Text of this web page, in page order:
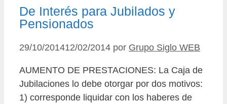
De Interés para Jubilados y
Pensionados
29/10/201412/02/2014 por Grupo Siglo WEB
AUMENTO DE PRESTACIONES: La Caja de
Jubilaciones lo debe otorgar por dos motivos:
1) corresponde liquidar con los haberes de